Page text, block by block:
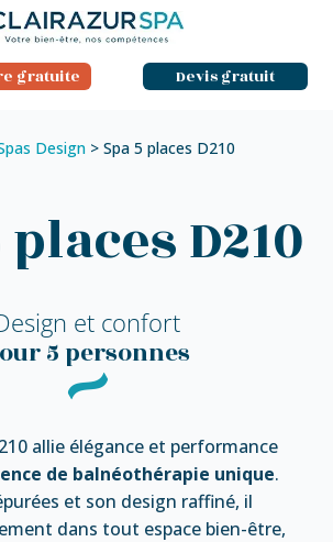
gratuite Devis gratuit
Design >Spa 5 places D210
places D210
et confort
5 personnes
allie élégance et performance
de balnéothérapie unique.
et son design raffiné, il
dans tout espace bien-être,